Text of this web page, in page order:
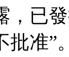
，已
批准”